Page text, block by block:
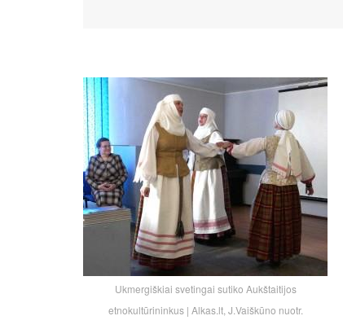
Ukmergiškiai svetingai sutiko Aukštaitijos
etnokultūrininkus | Alkas.lt, J.Vaiškūno nuotr.